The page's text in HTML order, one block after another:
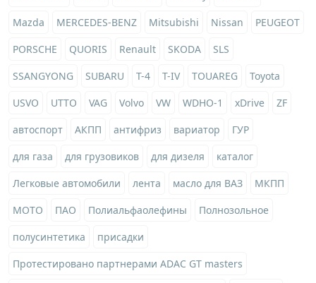
Mazda
MERCEDES-BENZ Mitsubishi Nissan
PEUGEOT
PORSCHE
QUORIS Renault SKODA
SLS
SSANGYONG
SUBARU T-4 T-IV TOUAREG
Toyota
USVO
UTTO VAG Volvo VW WDHO-1 xDrive
ZF
автоспорт
АКПП антифриз вариатор
ГУР
для газа
для грузовиков для дизеля
каталог
Легковые автомобили
лента масло для ВАЗ
МКПП
МОТО
ПАО Полиальфаолефины
Полнозольное
полусинтетика
присадки
Протестировано партнерами ADAC GT masters